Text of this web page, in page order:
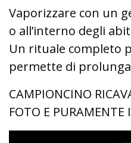
Vaporizzare con un
o all’interno degli
Un rituale completo
permette di
CAMPIONCINO
FOTO E PURAMENTE